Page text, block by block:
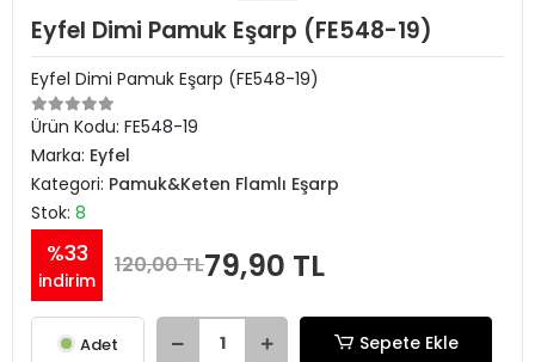
Eyfel Dimi Pamuk Eşarp (FE548-19)
Eyfel Dimi Pamuk Eşarp (FE548-19)
Ürün Kodu: FE548-19
Marka: Eyfel
Kategori: Pamuk&Keten Flamlı Eşarp
Stok: 8
%33
indirim
120,00 TL79,90 TL
Adet Sepete Ekle